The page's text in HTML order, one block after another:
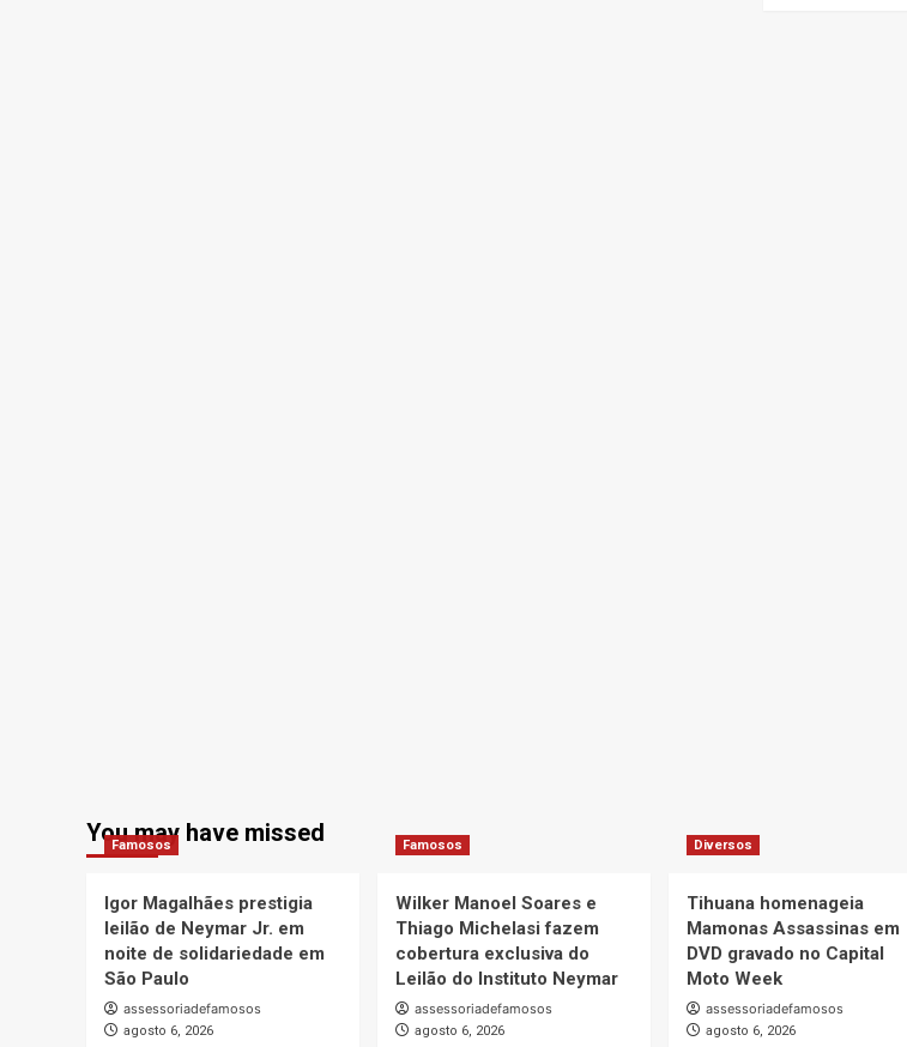
You may have missed
Famosos
Igor Magalhães prestigia
leilão de Neymar Jr. em
noite de solidariedade em
São Paulo
assessoriadefamosos
agosto 6, 2026
Famosos
Wilker Manoel Soares e
Thiago Michelasi fazem
cobertura exclusiva do
Leilão do Instituto Neymar
assessoriadefamosos
agosto 6, 2026
Diversos
Tihuana homenageia
Mamonas Assassinas em
DVD gravado no Capital
Moto Week
assessoriadefamosos
agosto 6, 2026